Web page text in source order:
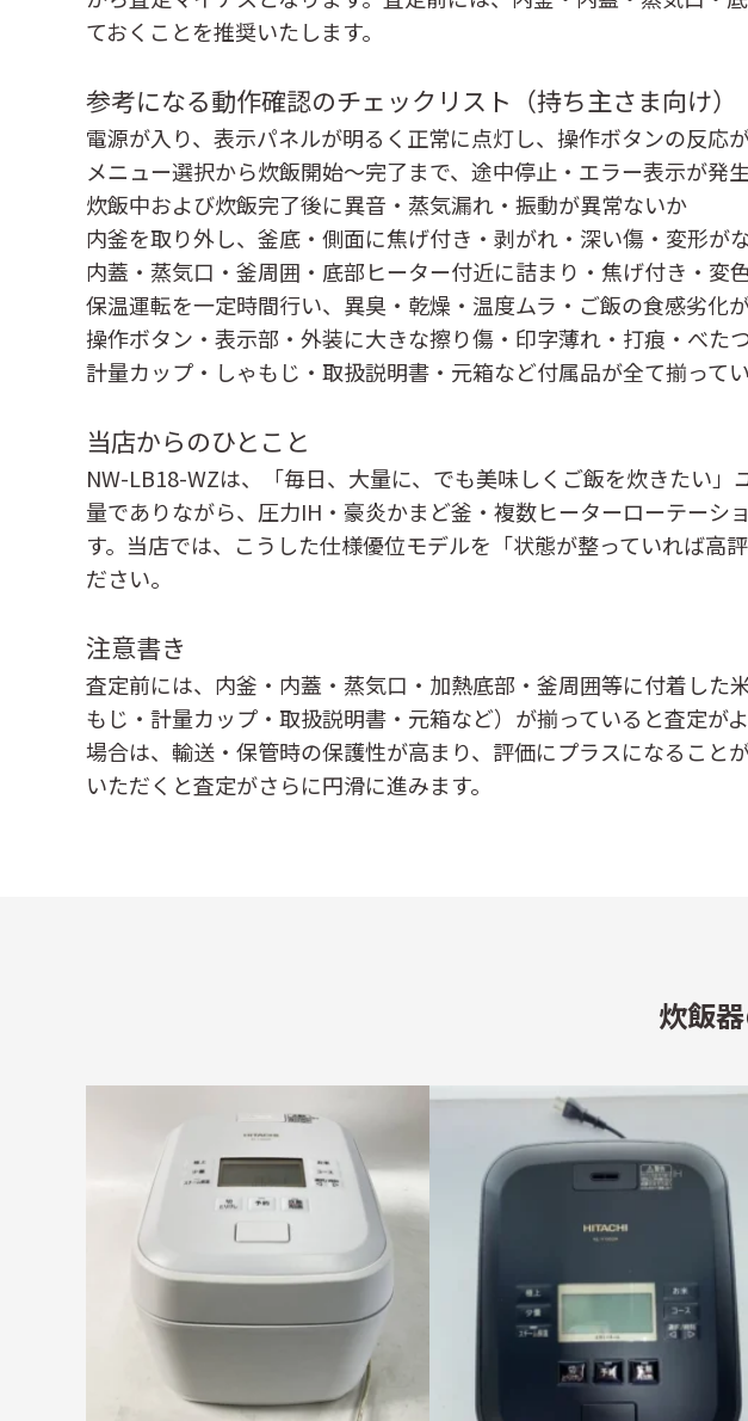
ておくことを推奨いたします。
参考になる動作確認のチェックリスト（持ち主さま向け）
電源が入り、表示パネルが明るく正常に点灯し、操作ボタンの反応
メニュー選択から炊飯開始～完了まで、途中停止・エラー表示が発
炊飯中および炊飯完了後に異音・蒸気漏れ・振動が異常ないか
内釜を取り外し、釜底・側面に焦げ付き・剥がれ・深い傷・変形が
内蓋・蒸気口・釜周囲・底部ヒーター付近に詰まり・焦げ付き・変
保温運転を一定時間行い、異臭・乾燥・温度ムラ・ご飯の食感劣化
操作ボタン・表示部・外装に大きな擦り傷・印字薄れ・打痕・べた
計量カップ・しゃもじ・取扱説明書・元箱など付属品が全て揃って
当店からのひとこと
NW-LB18-WZは、「毎日、大量に、でも美味しくご飯を炊きたい
量でありながら、圧力IH・豪炎かまど釜・複数ヒーターローテー
す。当店では、こうした仕様優位モデルを「状態が整っていれば高
ださい。
注意書き
査定前には、内釜・内蓋・蒸気口・加熱底部・釜周囲等に付着し
もじ・計量カップ・取扱説明書・元箱など）が揃っていると査定が
場合は、輸送・保管時の保護性が高まり、評価にプラスになるこ
いただくと査定がさらに円滑に進みます。
炊飯